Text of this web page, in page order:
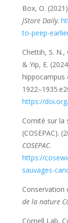
Box, O.
JStore Daily.
to-peep-
Chettih, S. N.,
& Yip, E.
hippocampus
https://
Comité sur la
(COSEPAC).
COSEPAC.
https://
sauvages-
Conservation
de la nature
Cornell Lab,